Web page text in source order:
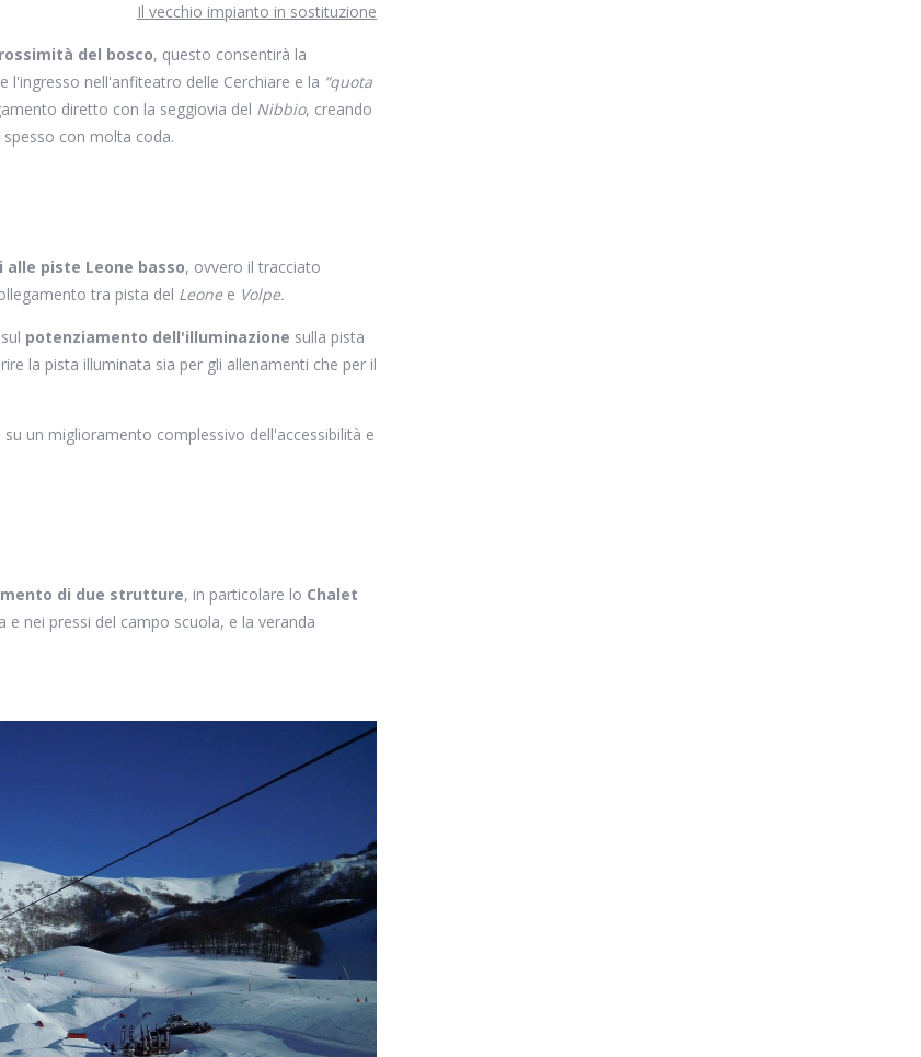
Il vecchio impianto in sostituzione
del bosco, questo consentirà la
l'ingresso nell'anfiteatro delle Cerchiare e la “quota
diretto con la seggiovia del Nibbio, creando
spesso con molta coda.
piste Leone basso, ovvero il tracciato
tra pista del Leonee Volpe.
potenziamento dell'illuminazione sulla pista
la pista illuminata sia per gli allenamenti che per il
un miglioramento complessivo dell'accessibilità e
di due strutture, in particolare lo Chalet
nei pressi del campo scuola, e la veranda